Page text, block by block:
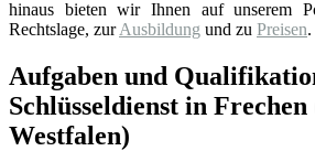
hinaus bieten wir Ihnen auf unserem
Rechtslage, zurAusbildung und zu Preisen.
Aufgaben und
Schlüsseldienst in
Westfalen)